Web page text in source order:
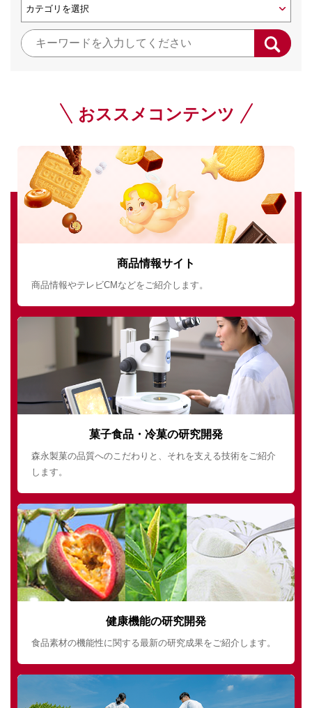
おススメコンテンツ
商品情報サイト
商品情報やテレビCMなどをご紹介します。
菓子食品・冷菓の研究開発
森永製菓の品質へのこだわりと、それを支える技術をご紹介
します。
健康機能の研究開発
食品素材の機能性に関する最新の研究成果をご紹介します。